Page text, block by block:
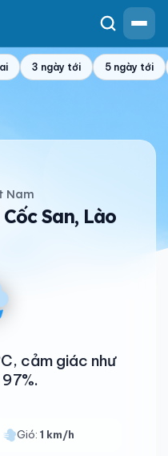
3 ngày tới 5 ngày tới
Nam
San, Lào
cảm giác như
Gió:1 km/h